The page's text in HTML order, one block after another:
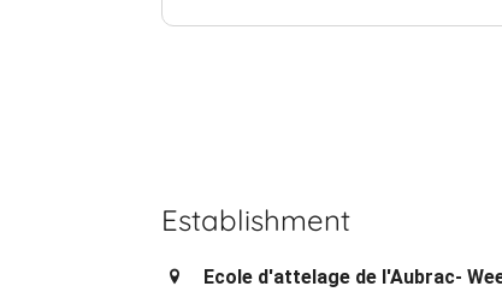
Establishment
Ecole d'attelage de l'Aubrac-